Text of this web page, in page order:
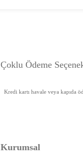
Çoklu Ödeme
Kredi kartı havale veya kapıda
Kurumsal